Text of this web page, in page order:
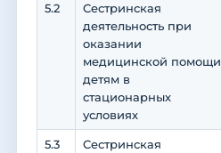
5.2
Сестринская
деятельность при
оказании
медицинской помощи
детям в
стационарных
условиях
5.3
Сестринская